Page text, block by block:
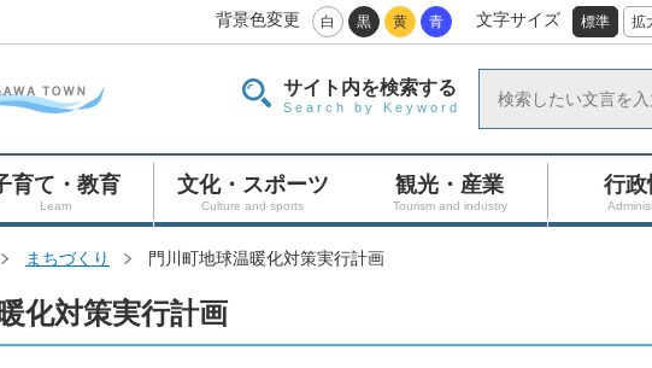
背景色変更 白 黒 黄 青 文字サイズ 標準 拡
サイト内を検索する
Search by Keyword
育て・教育
Learn
文化・スポーツ
Culture and sports
観光・産業
Tourism and industry
行政
まちづくり 門川町地球温暖化対策実行計画
化対策実行計画